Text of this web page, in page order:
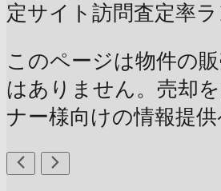
定サイト訪問査定率
このページは物件の
はありません。売却
ナー様向けの情報提供